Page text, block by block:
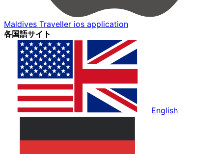
Maldives Traveller ios application
各国語サイト
English